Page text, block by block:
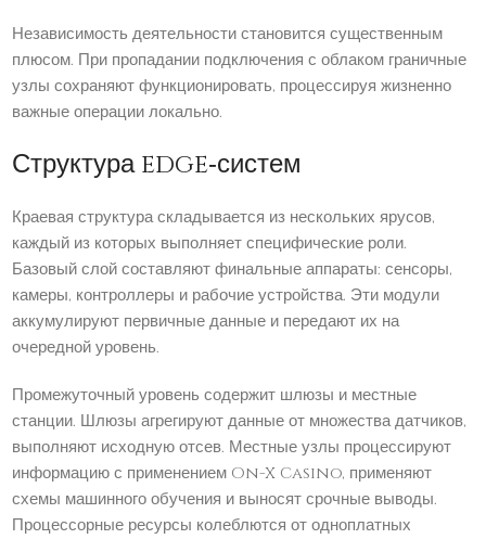
Независимость деятельности становится существенным
плюсом. При пропадании подключения с облаком граничные
узлы сохраняют функционировать, процессируя жизненно
важные операции локально.
Структура edge‑систем
Краевая структура складывается из нескольких ярусов,
каждый из которых выполняет специфические роли.
Базовый слой составляют финальные аппараты: сенсоры,
камеры, контроллеры и рабочие устройства. Эти модули
аккумулируют первичные данные и передают их на
очередной уровень.
Промежуточный уровень содержит шлюзы и местные
станции. Шлюзы агрегируют данные от множества датчиков,
выполняют исходную отсев. Местные узлы процессируют
информацию с применением On-X Casino, применяют
схемы машинного обучения и выносят срочные выводы.
Процессорные ресурсы колеблются от одноплатных